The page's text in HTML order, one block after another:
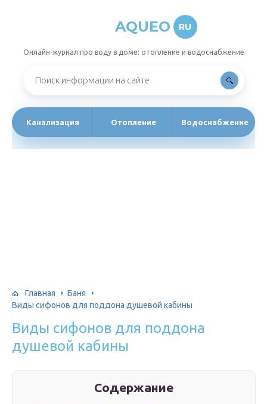
AQUEO RU
Онлайн-журнал про воду в доме: отопление и водоснабжение
Канализация Отопление Водоснабжение
Главная
Баня
Виды сифонов для поддона душевой кабины
Виды сифонов для поддона
душевой кабины
Содержание